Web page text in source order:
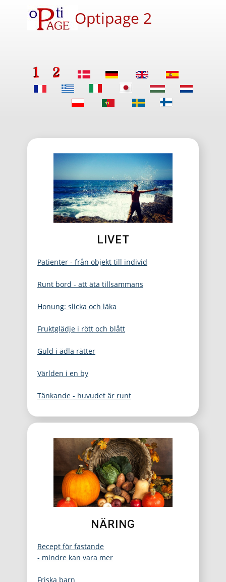
Optipage 2
LIVET
Patienter - från objekt till individ
Runt bord - att äta tillsammans
Honung: slicka och läka
Fruktglädje i rött och blått
Guld i ädla rätter
Världen i en by
Tänkande - huvudet är runt
NÄRING
Recept för fastande
- mindre kan vara mer
Friska barn